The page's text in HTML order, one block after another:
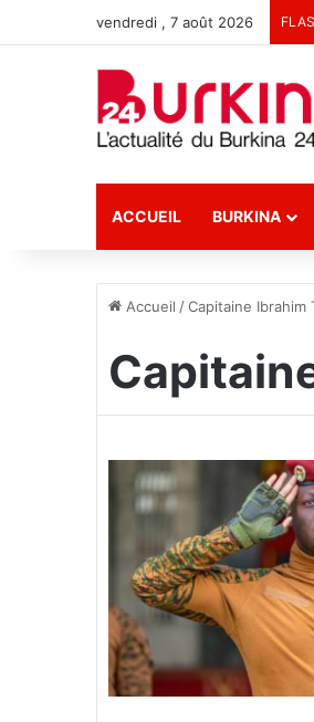
vendredi , 7 août 2026
ACCUEIL BURKINA
Accueil /Capitaine Ibrahim